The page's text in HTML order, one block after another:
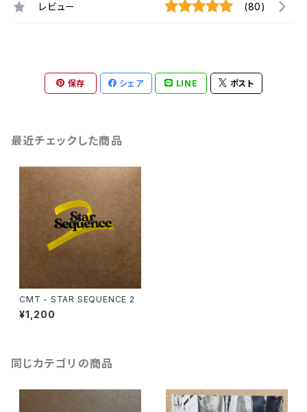
レビュー (80)
保存 シェア LINE ポスト
最近チェックした商品
CMT - STAR SEQUENCE 2
¥1,200
同じカテゴリの商品